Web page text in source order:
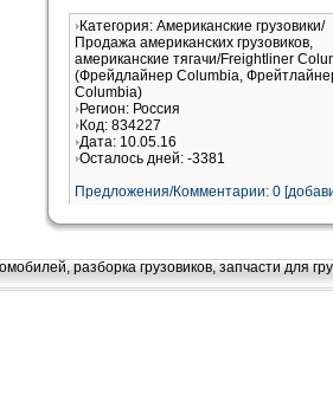
Категория: Американские грузовики/
Продажа американских грузовиков,
американские тягачи/Freightliner
(Фрейдлайнер Columbia,
Columbia)
Регион: Россия
Код: 834227
Дата: 10.05.16
Осталось дней: -3381
Предложения/Комментарии: 0
разборка грузовиков, запчасти для